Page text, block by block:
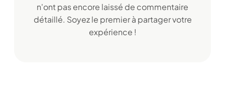
n'ont pas encore laissé de commentaire
détaillé. Soyez le premier à partager votre
expérience !